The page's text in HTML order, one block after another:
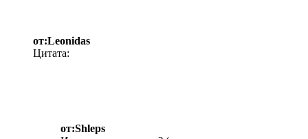
от:Leonidas
Цитата:
от:Shleps